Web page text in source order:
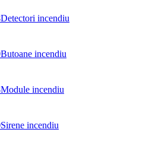
Detectori incendiu
Butoane incendiu
Module incendiu
Sirene incendiu